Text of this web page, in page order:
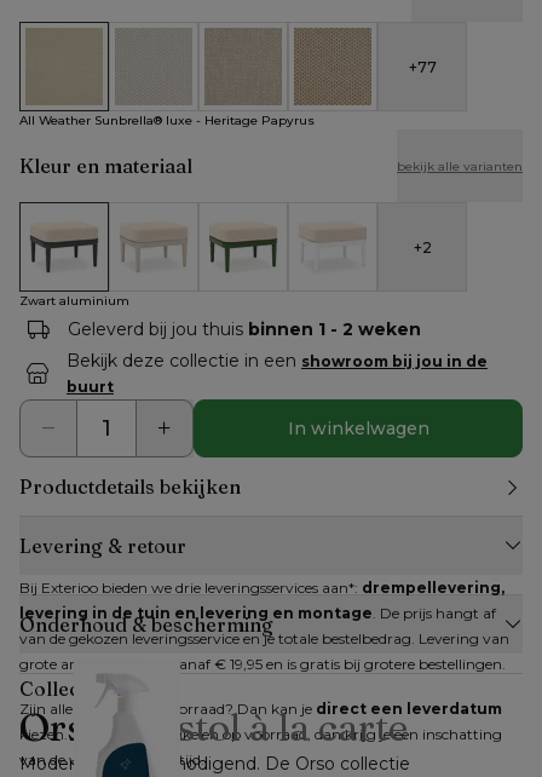
All Weather Sunbrella® luxe - Heritage Papyrus
All Weather Cosytica - Althea Off White
All Weather Cosytica - Althea Chalk
All Weather Cosytica - Althea
+77
All Weather Sunbrella® luxe - Heritage Papyrus
Kleur en materiaal bekijk alle varianten
Zwart aluminiumBeige aluminiumGroen aluminium
+2
Zwart aluminium
Geleverd bij jou thuis binnen 1 - 2 weken
Bekijk deze collectie in een showroom bij jou in de
buurt
In winkelwagen
Productdetails bekijken
Levering & retour
Bij Exterioo bieden we drie leveringsservices aan*: drempellevering,
levering in de tuin en levering en montage. De prijs hangt af
van de gekozen leveringsservice en je totale bestelbedrag. Levering van
grote artikelen kan al vanaf € 19,95 en is gratis bij grotere bestellingen.
Zijn alle artikelen op voorraad? Dan kan je direct een leverdatum
kiezen. Zijn niet alle artikelen op voorraad, dan krijg je een inschatting
van de verwachte levertijd.
Onderhoud & bescherming
Collectie
Orso Bristol à la carte
Modern, stijlvol, uitnodigend. De Orso collectie